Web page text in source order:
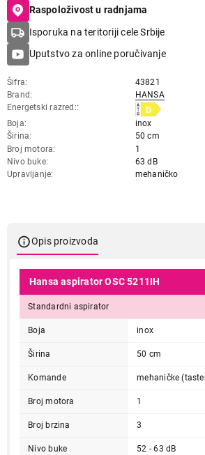
Raspoloživost u radnjama
Isporuka na teritoriji cele Srbije
Uputstvo za online poručivanje
Šifra
43821
Brand
HANSA
Energetski razred:
Boja
inox
Širina
50 cm
Broj motora
1
Nivo buke
63 dB
Upravljanje
mehaničko
Opis proizvoda
Hansa aspirator OSC 5211IH
Standardni aspirator
Boja inox
Širina 50 cm
Komande mehaničke
Broj motora 1
Broj brzina 3
Nivo buke 52 - 63 dB